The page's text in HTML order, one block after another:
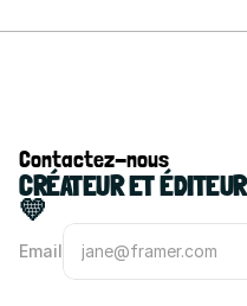
Contactez-nous
CRÉATEUR ET
💛
Email